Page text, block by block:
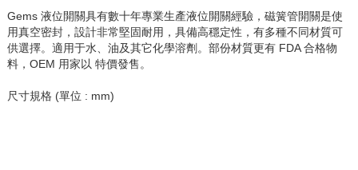
Gems 液位開關具有數十年專業生產液位開關經驗，磁簧管開關是使
用真空密封，設計非常堅固耐用，具備高穩定性，有多種不同材質可
供選擇。適用于水、油及其它化學溶劑。部份材質更有 FDA 合格物
料，OEM 用家以 特價發售。
尺寸規格 (單位 : mm)